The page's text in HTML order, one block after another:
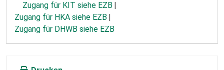
Zugang für KIT siehe EZB
Zugang für HKA siehe EZB
Zugang für DHWB siehe EZB